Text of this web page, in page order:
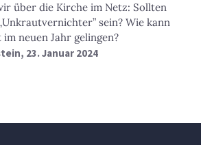
über die Kirche im Netz: Sollten
sein? Wie kann
neuen Jahr gelingen?
, 23. Januar 2024